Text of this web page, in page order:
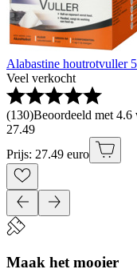
Alabastine houtrotvuller
Veel verkocht
(130)Beoordeeld met 4.6
27.49
Prijs: 27.49 euro
Maak het mooier